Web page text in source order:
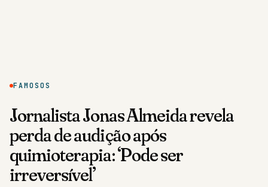
FAMOSOS
Jornalista Jonas Almeida revela
perda de audição após
quimioterapia: ‘Pode ser
irreversível’